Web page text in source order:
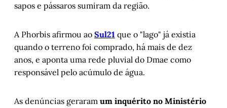
sapos e pássaros sumiram da região.
A Phorbis afirmou ao Sul21 que o "lago" já existia
quando o terreno foi comprado, há mais de dez
anos, e aponta uma rede pluvial do Dmae como
responsável pelo acúmulo de água.
As denúncias geraram um inquérito no Ministério